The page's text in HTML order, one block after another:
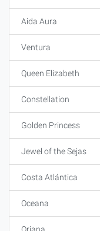
Aida Aura
Ventura
Queen Elizabeth
Constellation
Golden Princess
Jewel of the Sejas
Costa Atlántica
Oceana